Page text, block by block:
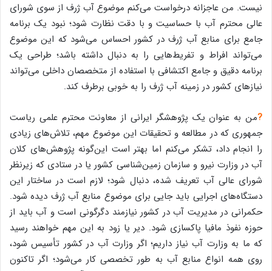
نیست. من عاجزانه درخواست می‌کنم موضوع آب ژرف از سوی شورای
عالی محترم آب با حساسیت و با دقت نظارت شود؛ نبود یک برنامه
جامع برای منابع آب ژرف در کشور احساس می‌شود که این موضوع
می‌تواند افراط و تفریط‌هایی را به دنبال داشته باشد؛ طراحی یک
برنامه دقیق و جامع اکتشافی با استفاده از متخصصان داخلی می‌تواند
نیازهای کشور در زمینه آب ژرف را به خوبی برطرف کند.
?من به عنوان یک پژوهشگر ایرانی از معاونت محترم علمی ریاست
جمهوری که در مطالعه و تحقیقات این موضوع مهم، تلاش‌های زیادی
را انجام داد، تشکر می‌کنم اما بهتر است این‌گونه پژوهش‌های کلان
آب در وزارت نیرو و سازمان زمین‌شناسی کشور یا در ستادی که زیرنظر
شورای عالی آب تعریف شده، دنبال شود؛ لازم است در ساختار این
دستگاه‌های اجرایی باید جایی برای موضوع منابع آب ژرف دیده شود.
حکمرانی در مدیریت آب در کشور نیازمند دگرگونی است و آب باید از
حوزه نفوذ مافیا پاکسازی شود. دیر یا زود به این مهم خواهند رسید
که ما به وزارت آب نیاز داریم؛ اگر وزارت آب در کشور تأسیس شود،
روی همه انواع منابع آب به طور تخصصی کار می‌شود؛ اگر تاکنون